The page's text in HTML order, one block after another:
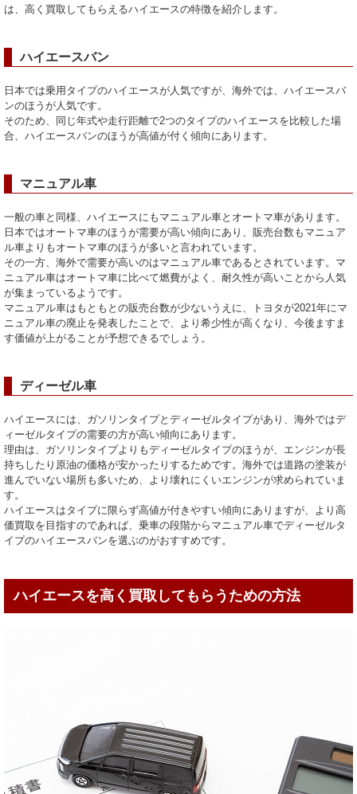
は、高く買取してもらえるハイエースの特徴を紹介します。
ハイエースバン
日本では乗用タイプのハイエースが人気ですが、海外では、ハイエースバ
ンのほうが人気です。
そのため、同じ年式や走行距離で2つのタイプのハイエースを比較した場
合、ハイエースバンのほうが高値が付く傾向にあります。
マニュアル車
一般の車と同様、ハイエースにもマニュアル車とオートマ車があります。
日本ではオートマ車のほうが需要が高い傾向にあり、販売台数もマニュア
ル車よりもオートマ車のほうが多いと言われています。
その一方、海外で需要が高いのはマニュアル車であるとされています。マ
ニュアル車はオートマ車に比べて燃費がよく、耐久性が高いことから人気
が集まっているようです。
マニュアル車はもともとの販売台数が少ないうえに、トヨタが2021年にマ
ニュアル車の廃止を発表したことで、より希少性が高くなり、今後ますま
す価値が上がることが予想できるでしょう。
ディーゼル車
ハイエースには、ガソリンタイプとディーゼルタイプがあり、海外ではデ
ィーゼルタイプの需要の方が高い傾向にあります。
理由は、ガソリンタイプよりもディーゼルタイプのほうが、エンジンが長
持ちしたり原油の価格が安かったりするためです。海外では道路の塗装が
進んでいない場所も多いため、より壊れにくいエンジンが求められていま
す。
ハイエースはタイプに限らず高値が付きやすい傾向にありますが、より高
価買取を目指すのであれば、乗車の段階からマニュアル車でディーゼルタ
イプのハイエースバンを選ぶのがおすすめです。
ハイエースを高く買取してもらうための方法